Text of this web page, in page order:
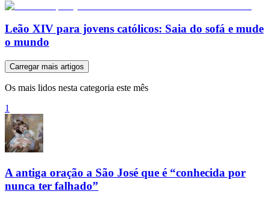
Leão XIV para jovens católicos: Saia do sofá e mude
o mundo
Carregar mais artigos
Os mais lidos nesta categoria este mês
1
A antiga oração a São José que é “conhecida por
nunca ter falhado”